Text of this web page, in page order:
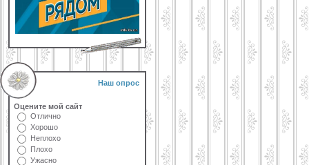
Наш опрос
Оцените мой сайт
Отлично
Хорошо
Неплохо
Плохо
Ужасно